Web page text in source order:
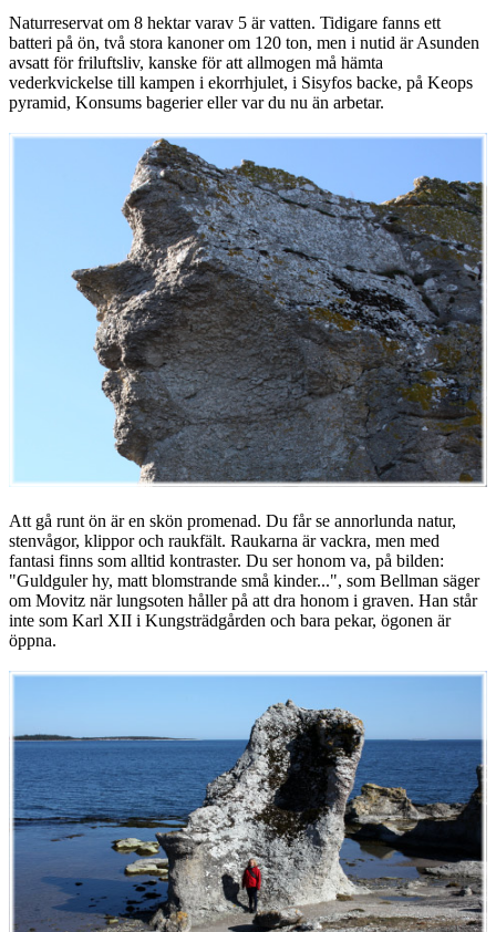
Naturreservat om 8 hektar varav 5 är vatten. Tidigare fanns ett
batteri på ön, två stora kanoner om 120 ton, men i nutid är Asunden
avsatt för friluftsliv, kanske för att allmogen må hämta
vederkvickelse till kampen i ekorrhjulet, i Sisyfos backe, på Keops
pyramid, Konsums bagerier eller var du nu än arbetar.
Att gå runt ön är en skön promenad. Du får se annorlunda natur,
stenvågor, klippor och raukfält. Raukarna är vackra, men med
fantasi finns som alltid kontraster. Du ser honom va, på bilden:
"Guldguler hy, matt blomstrande små kinder...", som Bellman säger
om Movitz när lungsoten håller på att dra honom i graven. Han står
inte som Karl XII i Kungsträdgården och bara pekar, ögonen är
öppna.